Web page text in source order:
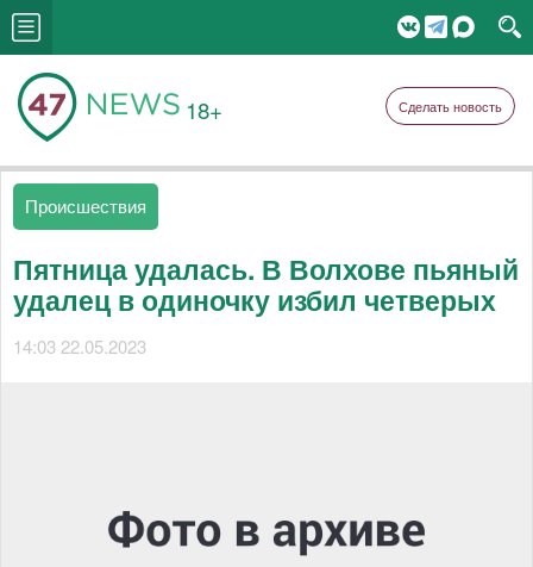
18+ Сделать новость
Происшествия
Пятница удалась. В Волхове пьяный
удалец в одиночку избил четверых
14:03 22.05.2023